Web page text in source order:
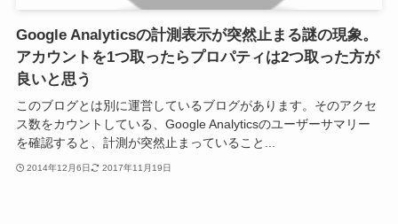
Google Analyticsの計測表示が突然止まる謎の現象。
アカウントを1つ取ったらプロパティは2つ取った方が
良いと思う
このブログとは別に運営しているブログがあります。そのアクセ
ス数をカウントしている、Google Analyticsのユーザーサマリー
を確認すると、計測が突然止まっていること...
2014年12月6日 2017年11月19日